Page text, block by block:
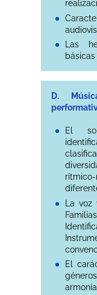
Las
D.
El
La
El